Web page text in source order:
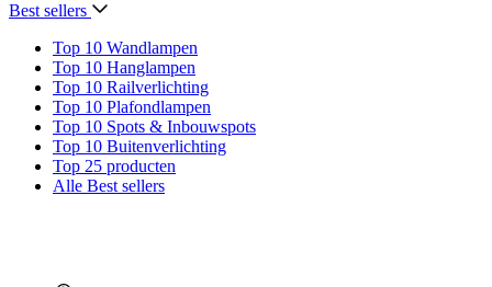
Best sellers
Top 10 Wandlampen
Top 10 Hanglampen
Top 10 Railverlichting
Top 10 Plafondlampen
Top 10 Spots & Inbouwspots
Top 10 Buitenverlichting
Top 25 producten
Alle Best sellers